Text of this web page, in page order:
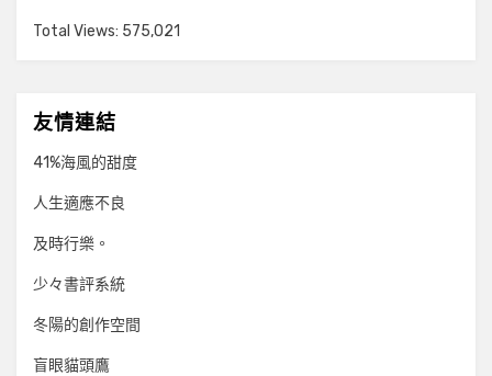
Total Views: 575,021
友情連結
41%海風的甜度
人生適應不良
及時行樂。
少々書評系統
冬陽的創作空間
盲眼貓頭鷹